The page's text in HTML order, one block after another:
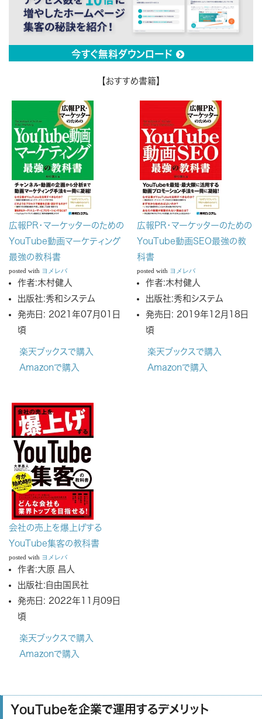
今すぐ無料ダウンロード 
【おすすめ書籍】
広報PR・マーケッターのための
YouTube動画マーケティング
最強の教科書
posted with ヨメレバ
作者:木村健人
出版社:秀和システム
発売日: 2021年07月01日
頃
楽天ブックスで購入
Amazonで購入
広報PR・マーケッターのための
YouTube動画SEO最強の教
科書
posted with ヨメレバ
作者:木村健人
出版社:秀和システム
発売日: 2019年12月18日
頃
楽天ブックスで購入
Amazonで購入
会社の売上を爆上げする
YouTube集客の教科書
posted with ヨメレバ
作者:大原 昌人
出版社:自由国民社
発売日: 2022年11月09日
頃
楽天ブックスで購入
Amazonで購入
YouTubeを企業で運用するデメリット